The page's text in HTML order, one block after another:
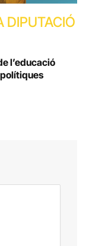
DIPUTACIÓ
l’educació